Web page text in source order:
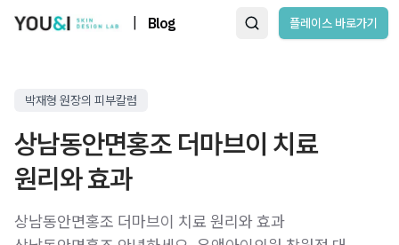
Blog 플레이스 바로가기
박재형 원장의 피부칼럼
상남동안면홍조 더마브이 치료
원리와 효과
상남동안면홍조 더마브이 치료 원리와 효과